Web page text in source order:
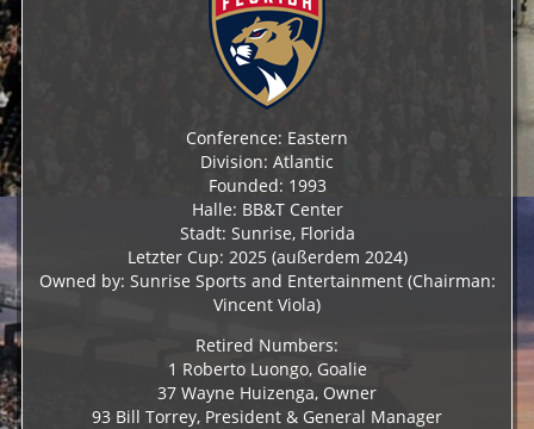
Conference: Eastern
Division: Atlantic
Founded: 1993
Halle: BB&T Center
Stadt: Sunrise, Florida
Letzter Cup: 2025 (außerdem 2024)
Owned by: Sunrise Sports and Entertainment (Chairman:
Vincent Viola)
Retired Numbers:
1 Roberto Luongo, Goalie
37 Wayne Huizenga, Owner
93 Bill Torrey, President & General Manager